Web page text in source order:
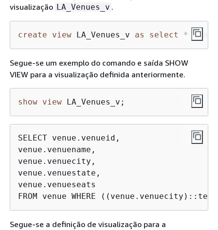
visualização LA_Venues_v .
create view LA_Venues_v as select * from
Segue-se um exemplo do comando e saída SHOW
VIEW para a visualização definida anteriormente.
show view LA_Venues_v;
SELECT venue.venueid,
venue.venuename,
venue.venuecity,
venue.venuestate,
venue.venueseats
FROM venue WHERE
Segue-se a definição de visualização para a